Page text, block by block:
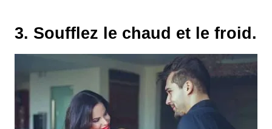
3. Soufflez le chaud et le froid.